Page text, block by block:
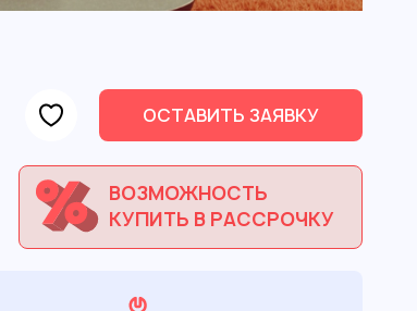
ОСТАВИТЬ ЗАЯВКУ
ВОЗМОЖНОСТЬ
КУПИТЬ В РАССРОЧКУ